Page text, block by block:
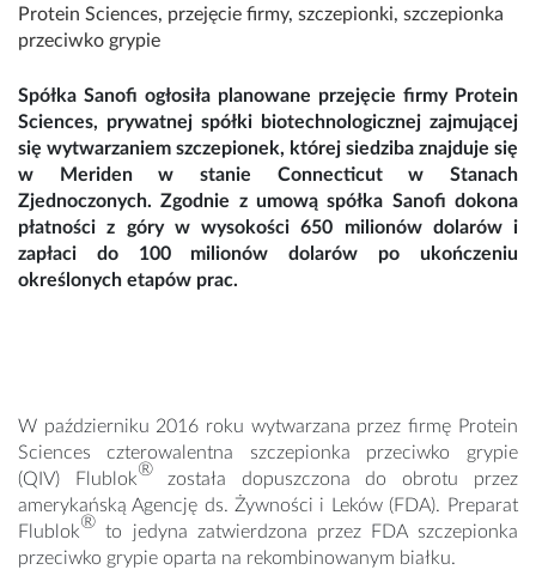
Protein Sciences, przejęcie firmy, szczepionki, szczepionka
przeciwko grypie
Spółka Sanofi ogłosiła planowane przejęcie firmy Protein
Sciences, prywatnej spółki biotechnologicznej zajmującej
się wytwarzaniem szczepionek, której siedziba znajduje się
w Meriden w stanie Connecticut w Stanach
Zjednoczonych. Zgodnie z umową spółka Sanofi dokona
płatności z góry w wysokości 650 milionów dolarów i
zapłaci do 100 milionów dolarów po ukończeniu
określonych etapów prac.
W październiku 2016 roku wytwarzana przez firmę Protein
Sciences czterowalentna szczepionka przeciwko grypie
(QIV) Flublok® została dopuszczona do obrotu przez
amerykańską Agencję ds. Żywności i Leków (FDA). Preparat
Flublok® to jedyna zatwierdzona przez FDA szczepionka
przeciwko grypie oparta na rekombinowanym białku.